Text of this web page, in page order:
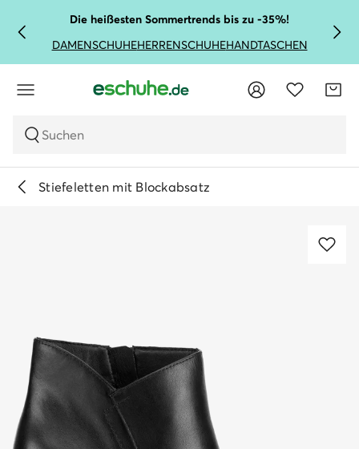
Die heißesten Sommertrends bis zu -35%!
DAMENSCHUHEHERRENSCHUHEHANDTASCHEN
Suchen
Stiefeletten mit Blockabsatz